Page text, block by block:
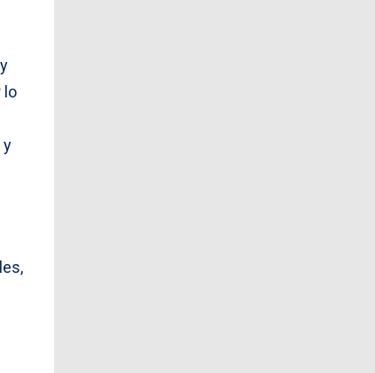
lo
y